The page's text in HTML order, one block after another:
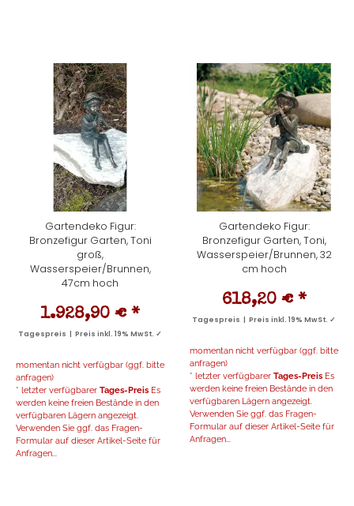
Gartendeko Figur:
Bronzefigur Garten, Toni
groß,
Wasserspeier/Brunnen,
47cm hoch
1.928,90 € *
Tagespreis | Preis inkl. 19% MwSt. ✓
momentan nicht verfügbar (ggf. bitte
anfragen)
* letzter verfügbarer Tages-Preis Es
werden keine freien Bestände in den
verfügbaren Lägern angezeigt.
Verwenden Sie ggf. das Fragen-
Formular auf dieser Artikel-Seite für
Anfragen...
Gartendeko Figur:
Bronzefigur Garten, Toni,
Wasserspeier/Brunnen, 32
cm hoch
618,20 € *
Tagespreis | Preis inkl. 19% MwSt. ✓
momentan nicht verfügbar (ggf. bitte
anfragen)
* letzter verfügbarer Tages-Preis Es
werden keine freien Bestände in den
verfügbaren Lägern angezeigt.
Verwenden Sie ggf. das Fragen-
Formular auf dieser Artikel-Seite für
Anfragen...